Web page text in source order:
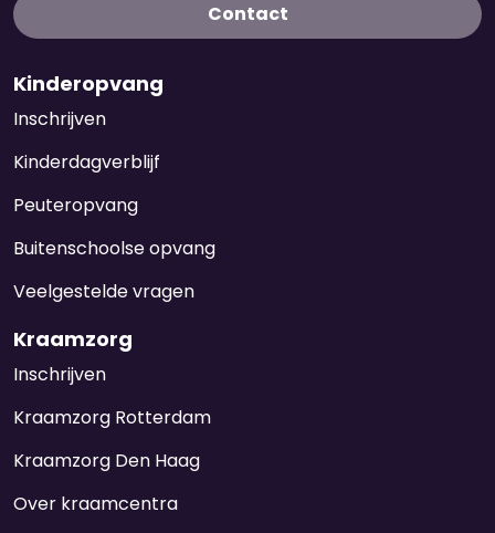
Contact
Kinderopvang
Inschrijven
Kinderdagverblijf
Peuteropvang
Buitenschoolse opvang
Veelgestelde vragen
Kraamzorg
Inschrijven
Kraamzorg Rotterdam
Kraamzorg Den Haag
Over kraamcentra